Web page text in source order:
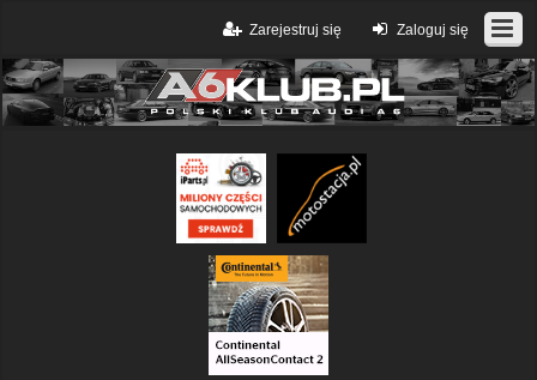
Zaloguj się
Zarejestruj się